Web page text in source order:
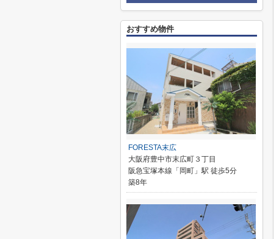
おすすめ物件
FORESTA末広
大阪府豊中市末広町３丁目
阪急宝塚本線「岡町」駅 徒歩5分
築8年